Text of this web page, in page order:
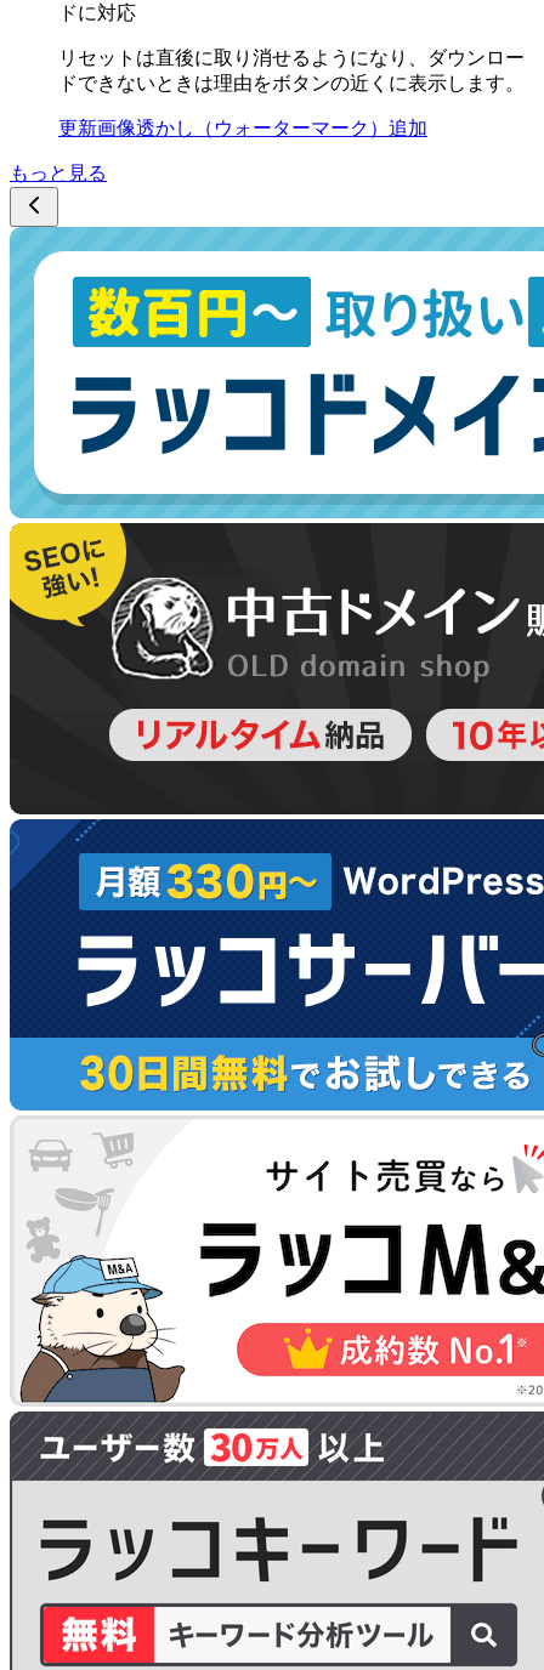
ドに対応
リセットは直後に取り消せるようになり、ダウンロー
ドできないときは理由をボタンの近くに表示します。
更新画像透かし（ウォーターマーク）追加
もっと見る